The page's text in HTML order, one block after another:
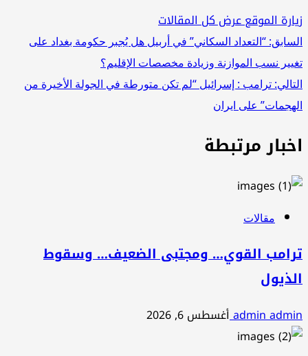
زيارة الموقععرض كل المقالات
تصفّح
المقالات
السابق: “التعداد السكاني” في أربيل هل يُجبر حكومة بغداد على
تغيير نسب الموازنة وزيادة مخصصات الإقليم؟
التالي: ترامب : إسرائيل “لم تكن متورطة في الجولة الأخيرة من
الهجمات” على ايران
اخبار مرتبطة
مقالات
ترامب القوي… ومجتبى الضعيف… وسقوط
الذيول
admin adminأغسطس 6, 2026